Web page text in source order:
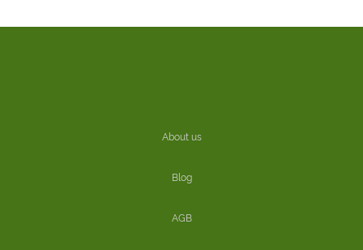
About us
Blog
AGB